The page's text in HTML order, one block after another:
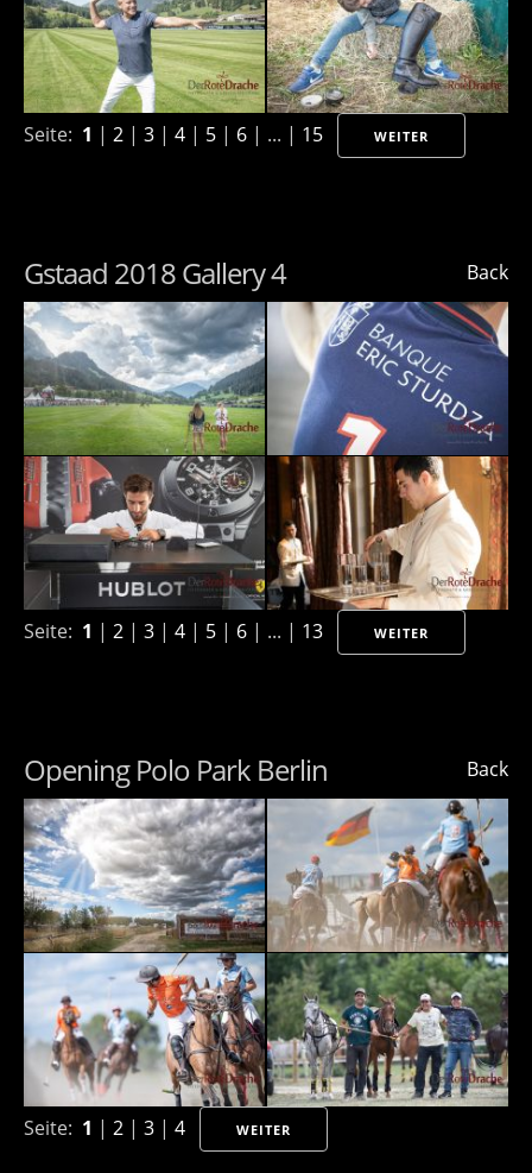
Seite: 1 | 2 | 3 | 4 | 5 | 6 | ... | 15 WEITER
Back
Gstaad 2018 Gallery 4
Seite: 1 | 2 | 3 | 4 | 5 | 6 | ... | 13 WEITER
Back
Opening Polo Park Berlin
Seite: 1 | 2 | 3 | 4 WEITER